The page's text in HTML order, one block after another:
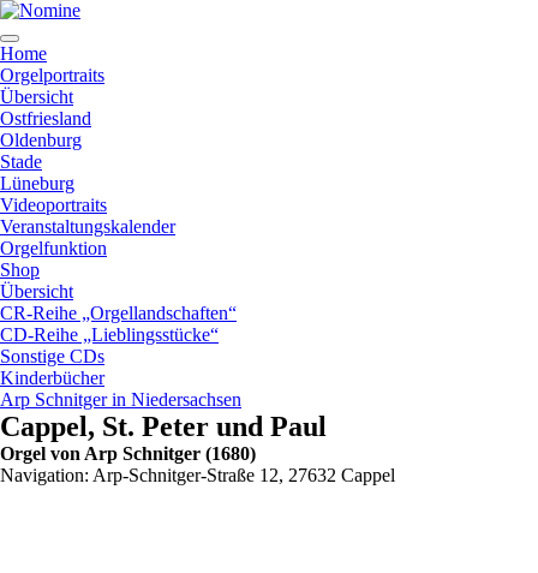
Zum
Inhalt
springen
Home
Orgelportraits
Übersicht
Ostfriesland
Oldenburg
Stade
Lüneburg
Videoportraits
Veranstaltungskalender
Orgelfunktion
Shop
Übersicht
CR-Reihe „Orgellandschaften“
CD-Reihe „Lieblingsstücke“
Sonstige CDs
Kinderbücher
Arp Schnitger in Niedersachsen
Cappel, St. Peter und Paul
Orgel von Arp Schnitger (1680)
Navigation: Arp-Schnitger-Straße 12, 27632 Cappel